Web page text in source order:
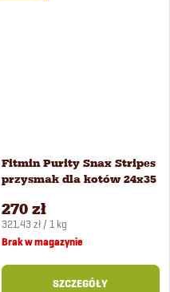
Fitmin Purity Snax Stripes
przysmak dla kotów 24x35
270 zł
Cena
jednostkowa:
321,43 zł / 1 kg
Brak w magazynie
SZCZEGÓŁY